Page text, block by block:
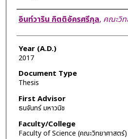
Author
อินท์วาริน กิตติอัครศรีกุล, คณะวิท
Year (A.D.)
2017
Document Type
Thesis
First Advisor
ธนจันทร์ มหาวนิช
Faculty/College
Faculty of Science (คณะวิทยาศาสตร์)